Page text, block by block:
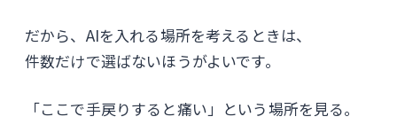
だから、AIを入れる場所を考えるときは、
件数だけで選ばないほうがよいです。
「ここで手戻りすると痛い」という場所を見る。